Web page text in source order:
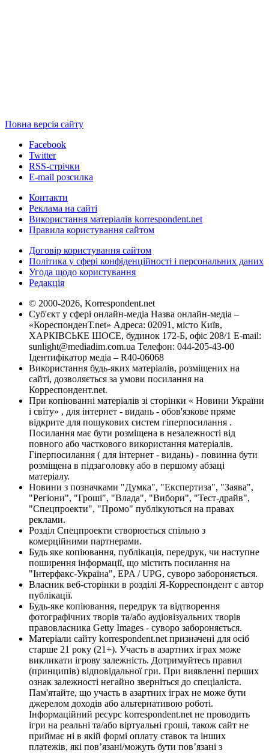
Повна версія сайту
Facebook
Twitter
RSS-стрічки
E-mail розсилка
Контакти
Реклама на сайті
Використання матеріалів korrespondent.net
Правила користування сайтом
Договір користування сайтом
Політика у сфері конфіденційності і персональних даних
Угода щодо користування
Редакція
© 2000-2026, Korrespondent.net
Суб'єкт у сфері онлайн-медіа Назва онлайн-медіа –
«КореспонденТ.net» Адреса: 02091, місто Київ,
ХАРКІВСЬКЕ ШОСЕ, будинок 172-Б, офіс 208/1 E-mail:
sunlight@mediadim.com.ua Телефон: 044-205-43-00
Ідентифікатор медіа – R40-06068
Використання будь-яких матеріалів, розміщених на
сайті, дозволяється за умови посилання на
Корреспондент.net.
При копіюванні матеріалів зі сторінки « Новини України
і світу» , для інтернет - видань - обов'язкове пряме
відкрите для пошукових систем гіперпосилання .
Посилання має бути розміщена в незалежності від
повного або часткового використання матеріалів.
Гіперпосилання ( для інтернет - видань) - повинна бути
розміщена в підзаголовку або в першому абзаці
матеріалу.
Новини з позначками "Думка", "Експертиза", "Заява",
"Регіони", "Гроші", "Влада", "Вибори", "Тест-драйв",
"Спецпроекти", "Промо" публікуються на правах
реклами.
Розділ Спецпроекти створюється спільно з
комерційними партнерами.
Будь яке копіювання, публікація, передрук, чи наступне
поширення інформації, що містить посилання на
"Інтерфакс-Україна", EPA / UPG, суворо забороняється.
Власник веб-сторінки в розділі Я-Корреспондент є автор
публікації.
Будь-яке копіювання, передрук та відтворення
фотографічних творів та/або аудіовізуальних творів
правовласника Getty Images - суворо забороняється.
Матеріали сайту korrespondent.net призначені для осіб
старше 21 року (21+). Участь в азартних іграх може
викликати ігрову залежність. Дотримуйтесь правил
(принципів) відповідальної гри. При виявленні перших
ознак залежності негайно зверніться до спеціаліста.
Пам'ятайте, що участь в азартних іграх не може бути
джерелом доходів або альтернативою роботі.
Інформаційний ресурс korrespondent.net не проводить
ігри на реальні та/або віртуальні гроші, також сайт не
приймає ні в якій формі оплату ставок та інших
платежів, які пов’язані/можуть бути пов’язані з